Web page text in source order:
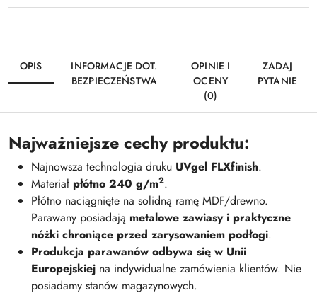
OPIS
INFORMACJE DOT.
BEZPIECZEŃSTWA
OPINIE I
OCENY
(0)
ZADAJ
PYTANIE
Najważniejsze cechy produktu:
Najnowsza technologia druku UVgel FLXfinish.
Materiał płótno 240 g/m2.
Płótno naciągnięte na solidną ramę MDF/drewno.
Parawany posiadają metalowe zawiasy i praktyczne
nóżki chroniące przed zarysowaniem podłogi.
Produkcja parawanów odbywa się w Unii
Europejskiej na indywidualne zamówienia klientów. Nie
posiadamy stanów magazynowych.